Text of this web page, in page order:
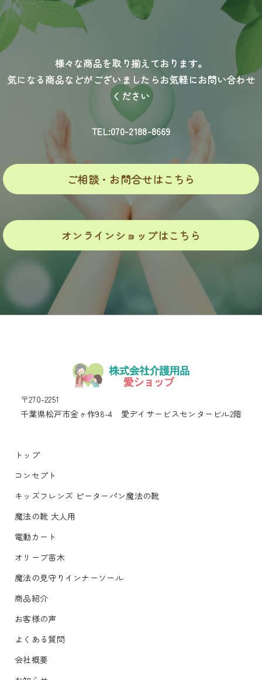
様々な商品を取り揃えております。
気になる商品などがございましたらお気軽にお問い合わせ
ください
TEL:070-2188-8669
ご相談・お問合せはこちら
オンラインショップはこちら
〒270-2251
千葉県松戸市金ヶ作98-4 愛デイサービスセンタービル2階
トップ
コンセプト
キッズフレンズ ピーターパン魔法の靴
魔法の靴 大人用
電動カート
オリーブ苗木
魔法の見守りインナーソール
商品紹介
お客様の声
よくある質問
会社概要